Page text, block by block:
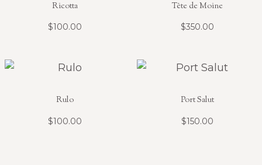
Ricotta
$100.00
Tête de Moine
$350.00
Rulo
$100.00
Port Salut
$150.00